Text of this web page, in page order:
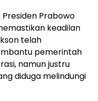
Prabowo
keadilan
telah
pemerintah
namun justru
diduga melindungi